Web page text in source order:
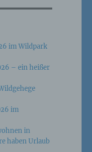
im Wildpark
– ein heißer
im
in
haben Urlaub